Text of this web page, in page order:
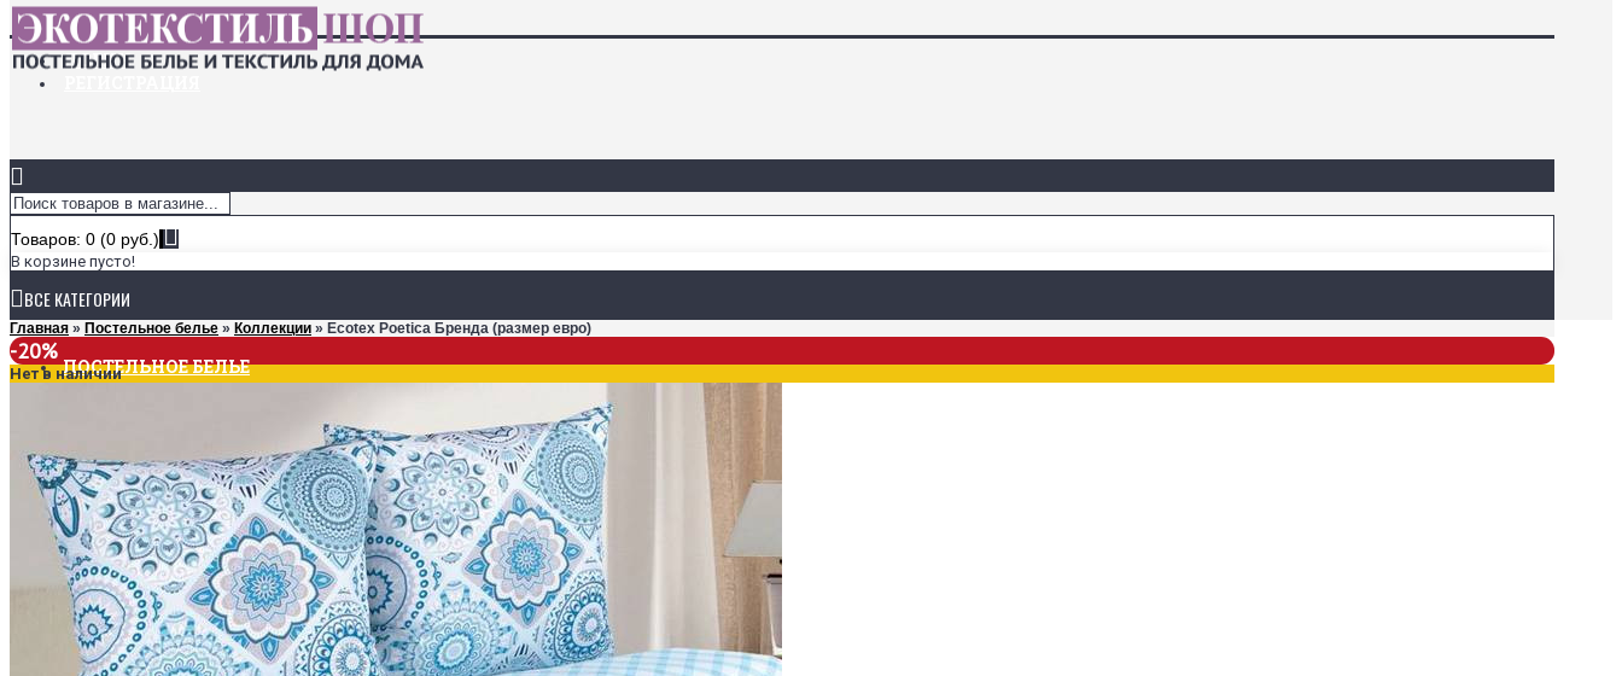
ДОСТАВКА И ОПЛАТА
ЗАКЛАДКИ (0)
ЛОГИН
Товаров: 0 (0 руб.)
В корзине пусто!
ВСЕ КАТЕГОРИИ
ПОСТЕЛЬНОЕ БЕЛЬЕ
Ecotex Estetica
Ecotex Harmonica
Ecotex Monospace
РАЗМЕРЫ
1,5-спальное
Главная » Постельное белье » Коллекции » Ecotex Poetica Бренда (размер евро)
-20%
Нет в наличии